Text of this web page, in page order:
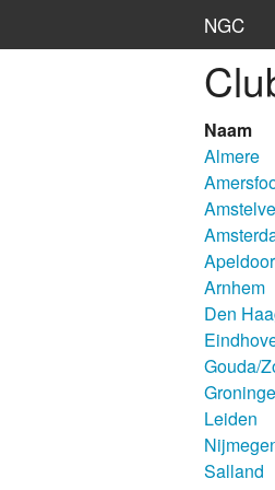
NGC
Naam
Almere
Arnhem
Den
Gouda/
Leiden
Salland